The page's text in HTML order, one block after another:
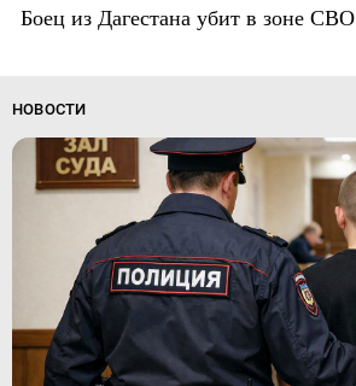
Боец из Дагестана убит в зоне СВО
НОВОСТИ